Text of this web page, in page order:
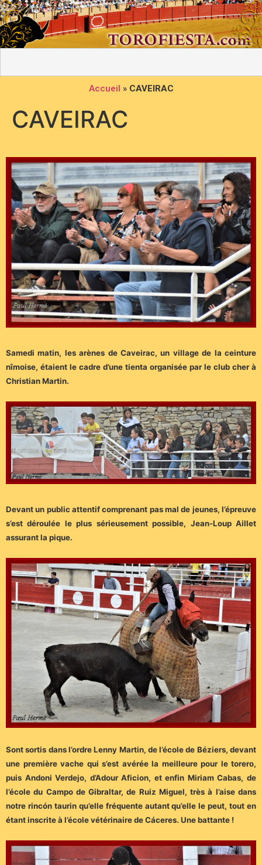
Accueil » CAVEIRAC
CAVEIRAC
Samedi matin, les arènes de Caveirac, un village de la ceinture
nîmoise, étaient le cadre d’une tienta organisée par le club cher à
Christian Martin.
Devant un public attentif comprenant pas mal de jeunes, l’épreuve
s’est déroulée le plus sérieusement possible, Jean-Loup Aillet
assurant la pique.
Sont sortis dans l’ordre Lenny Martin, de l’école de Béziers, devant
une première vache qui s’est avérée la meilleure pour le torero,
puis Andoni Verdejo, d’Adour Aficion, et enfin Miriam Cabas, de
l’école du Campo de Gibraltar, de Ruiz Miguel, très à l’aise dans
notre rincón taurin qu’elle fréquente autant qu’elle le peut, tout en
étant inscrite à l’école vétérinaire de Cáceres. Une battante !